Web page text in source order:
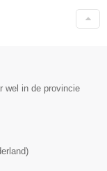
wel in de provincie
)